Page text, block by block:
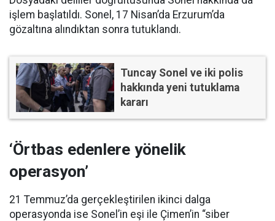
işlem başlatıldı. Sonel, 17 Nisan’da Erzurum’da
gözaltına alındıktan sonra tutuklandı.
Tuncay Sonel ve iki polis
hakkında yeni tutuklama
kararı
‘Örtbas edenlere yönelik
operasyon’
21 Temmuz’da gerçekleştirilen ikinci dalga
operasyonda ise Sonel’in eşi ile Çimen’in “siber